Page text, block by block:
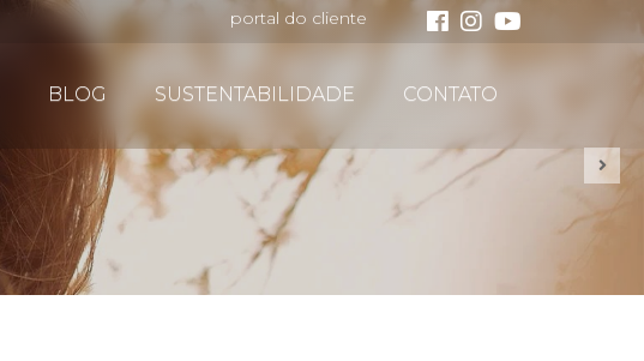
portal do cliente
BLOG SUSTENTABILIDADE CONTATO